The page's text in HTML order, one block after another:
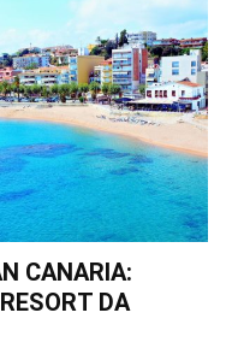
CANARIA:
DA